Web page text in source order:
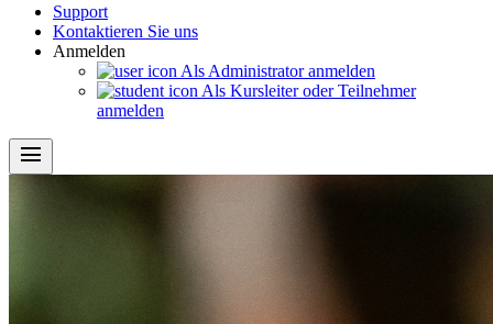
Support
Kontaktieren Sie uns
Anmelden
Als Administrator anmelden
Als Kursleiter oder Teilnehmer
anmelden
menu